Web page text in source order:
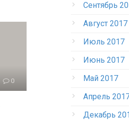
0
Сентябрь
Август 2017
Июль 2017
Июнь 2017
Май 2017
Апрель
Декабрь